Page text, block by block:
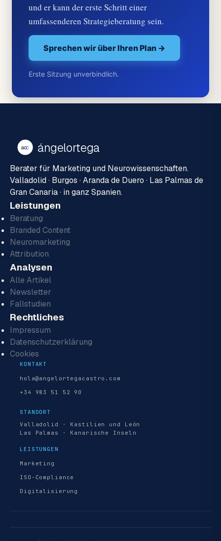
und er kann der erste Schritt einer
umfassenderen Strategieberatung sein.
Sprechen wir über Ihren Plan →
Erste Sitzung unverbindlich.
aoc ángelortega
Berater für Marketing und Neurowissenschaften.
Valladolid · Burgos · Aranda de Duero · Las Palmas de
Gran Canaria · in ganz Spanien.
Leistungen
Beratung
Branded Content
Neuromarketing
Attribution
Analysen
Alle Artikel
Newsletter
Fallstudien
Rechtliches
Impressum
Datenschutzerklärung
Cookies
KONTAKT
hola@angelortegacastro.com
+34 983 51 52 90
STANDORT
Valladolid · Kastilien und León
Las Palmas · Kanarische Inseln
LEISTUNGEN
Marketing
ISO-Compliance
Digitalisierung